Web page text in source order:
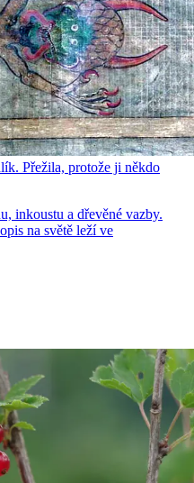
Přežila, protože ji někdo
inkoustu a dřevěné vazby.
na světě leží ve